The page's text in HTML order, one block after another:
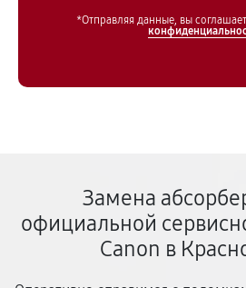
*Отправляя данные, вы
Замена
официальной
Canon в